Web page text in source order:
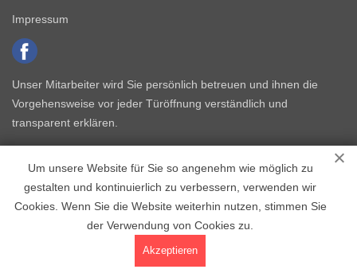
Um unsere Website für Sie so angenehm wie möglich zu
gestalten und kontinuierlich zu verbessern, verwenden wir
Cookies. Wenn Sie die Website weiterhin nutzen, stimmen Sie
der Verwendung von Cookies zu.
Akzeptieren
Impressum
Unser Mitarbeiter wird Sie persönlich betreuen und ihnen die
Vorgehensweise vor jeder Türöffnung verständlich und
transparent erklären.
Copyright © 2015 - 2026 Schlüsseldienst NRW